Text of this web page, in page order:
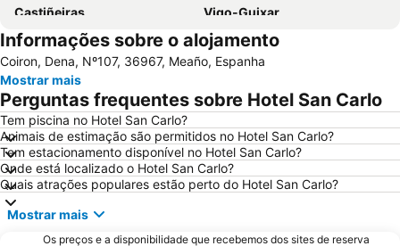
Castiñeiras
Vigo-Guixar
A Lanzada- O Espiñeiro
Paseo Marítimo de Baiona
Luz
Barrio de Samil
Recinto Ferial de Vigo
América
Raxó
Patos
Puerto de Baiona
Montalvo
Puerto de Aldán
O Tombo do Gato ou da Fonte
Moledo
Praia de Baltar
Posto de Turismo de Valença do Minho
Informações sobre o alojamento
Coiron, Dena, Nº107, 36967, Meaño, Espanha
Mostrar mais
Perguntas frequentes sobre Hotel San Carlo
Tem piscina no Hotel San Carlo?
Animais de estimação são permitidos no Hotel San Carlo?
Tem estacionamento disponível no Hotel San Carlo?
Onde está localizado o Hotel San Carlo?
Quais atrações populares estão perto do Hotel San Carlo?
Mostrar mais
Os preços e a disponibilidade que recebemos dos sites de reserva